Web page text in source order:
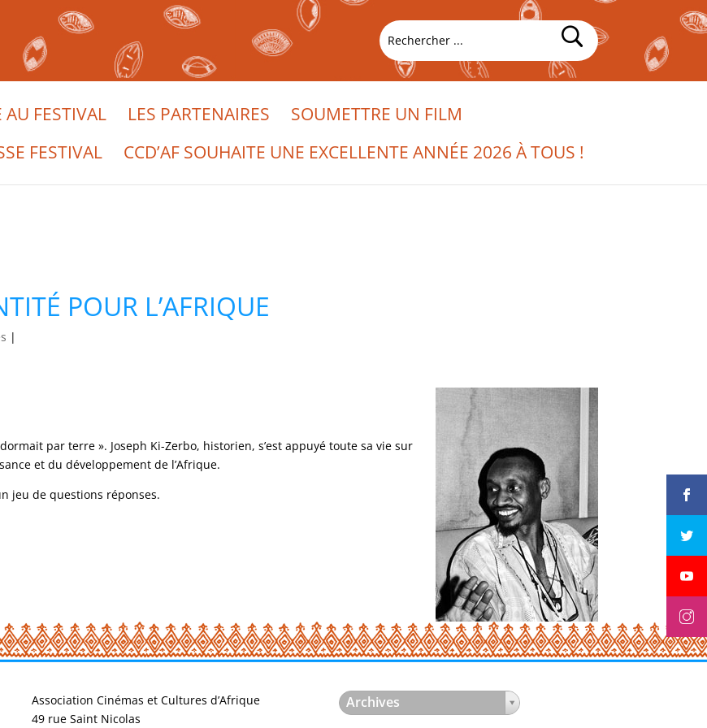
AU FESTIVAL LES PARTENAIRES
SOUMETTRE UN FILM
FESTIVAL
CCD’AF SOUHAITE UNE EXCELLENTE ANNÉE 2026 À TOUS !
POUR L’AFRIQUE
|
par terre ». Joseph Ki-Zerbo, historien, s’est appuyé toute sa vie sur
et du développement de l’Afrique.
jeu de questions réponses.
Association Cinémas et Cultures d’Afrique
49 rue Saint Nicolas
Archives